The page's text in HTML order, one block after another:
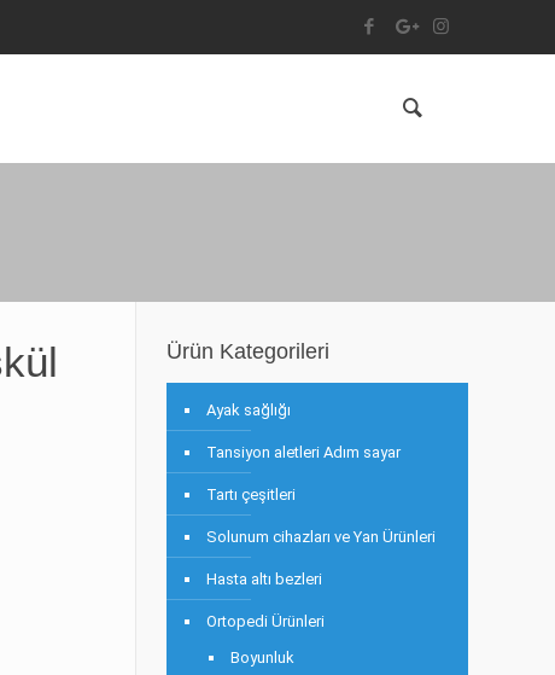
Ürün Kategorileri
Ayak sağlığı
Tansiyon aletleri Adım sayar
Tartı çeşitleri
Solunum cihazları ve Yan Ürünleri
Hasta altı bezleri
Ortopedi Ürünleri
Boyunluk